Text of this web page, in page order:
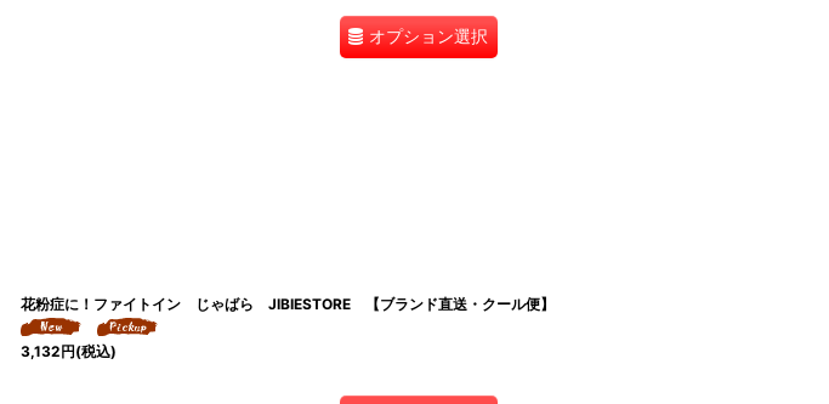
オプション選択
花粉症に！ファイトイン じゃばら JIBIESTORE 【ブランド直送・クール便】
3,132円(税込)